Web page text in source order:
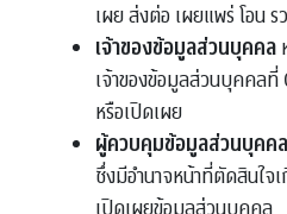
เผย ส่งต่อ เผยแพร่ โอน
เจ้าของข้อมูลส่วนบุคคล
เจ้าของข้อมูลส่วนบุคคลที่
หรือเปิดเผย
ผู้ควบคุมข้อมูลส่วนบุคคล
ซึ่งมีอำนาจหน้าที่ตัดสินใจ